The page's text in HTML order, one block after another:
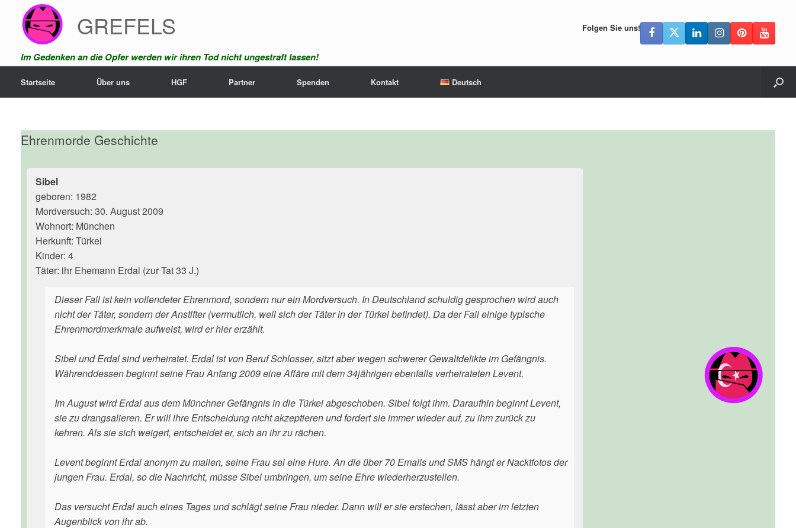
springen
GREFELS
Im Gedenken an die Opfer werden wir ihren Tod nicht ungestraft lassen!
Folgen Sie uns!
Startseite Über uns HGF Partner Spenden Kontakt Deutsch
Ehrenmorde Geschichte
Sibel
geboren: 1982
Mordversuch: 30. August 2009
Wohnort: München
Herkunft: Türkei
Kinder: 4
Täter: ihr Ehemann Erdal (zur Tat 33 J.)
Dieser Fall ist kein vollendeter Ehrenmord, sondern nur ein Mordversuch. In Deutschland schuldig gesprochen wird auch
nicht der Täter, sondern der Anstifter (vermutlich, weil sich der Täter in der Türkei befindet). Da der Fall einige typische
Ehrenmordmerkmale aufweist, wird er hier erzählt.
Sibel und Erdal sind verheiratet. Erdal ist von Beruf Schlosser, sitzt aber wegen schwerer Gewaltdelikte im Gefängnis.
Währenddessen beginnt seine Frau Anfang 2009 eine Affäre mit dem 34jährigen ebenfalls verheirateten Levent.
Im August wird Erdal aus dem Münchner Gefängnis in die Türkei abgeschoben. Sibel folgt ihm. Daraufhin beginnt Levent,
sie zu drangsalieren. Er will ihre Entscheidung nicht akzeptieren und fordert sie immer wieder auf, zu ihm zurück zu
kehren. Als sie sich weigert, entscheidet er, sich an ihr zu rächen.
Levent beginnt Erdal anonym zu mailen, seine Frau sei eine Hure. An die über 70 Emails und SMS hängt er Nacktfotos der
jungen Frau. Erdal, so die Nachricht, müsse Sibel umbringen, um seine Ehre wiederherzustellen.
Das versucht Erdal auch eines Tages und schlägt seine Frau nieder. Dann will er sie erstechen, lässt aber im letzten
Augenblick von ihr ab.